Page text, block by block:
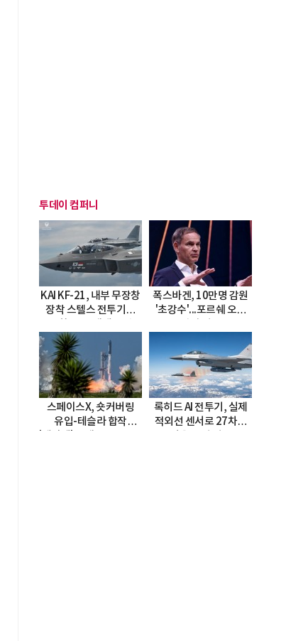
투데이 컴퍼니
KAI KF-21, 내부 무장창
장착 스텔스 전투기로
폭스바겐, 10만명 감원
'초강수'...포르쉐 오너
스페이스X, 숏커버링
유입-테슬라 합작
록히드 AI 전투기, 실제
적외선 센서로 27차례